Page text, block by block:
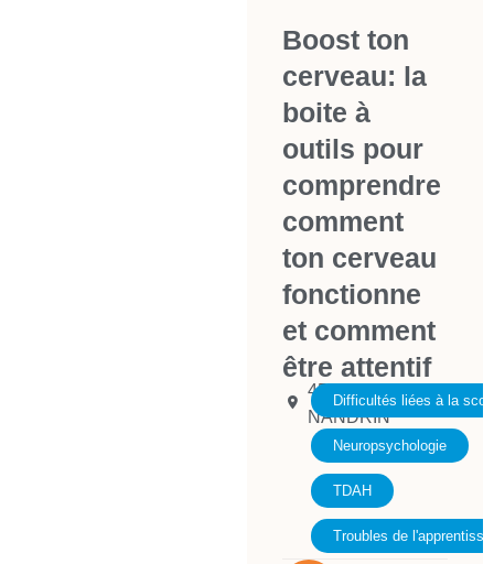
Boost ton
cerveau: la
boite à
outils pour
comprendre
comment
ton cerveau
fonctionne
et comment
être attentif
4550
NANDRIN
Difficultés liées à la
Neuropsychologie
TDAH
Troubles de